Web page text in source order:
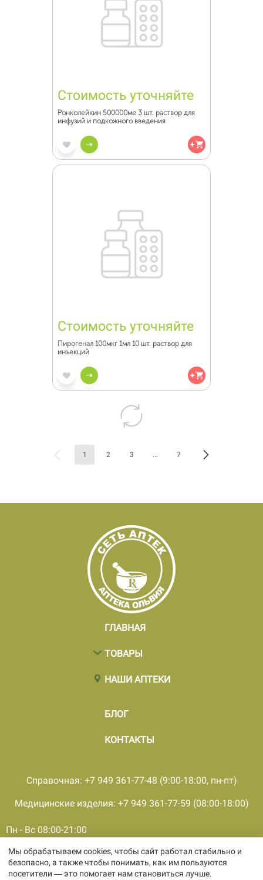
Стоимость уточняйте
Ронколейкин 500000ме 3 шт. раствор для
инфузий и подкожного введения
Стоимость уточняйте
Пирогенал 100мкг 1мл 10 шт. раствор для
инъекций
1 2 3 ... 7
ГЛАВНАЯ
ТОВАРЫ
НАШИ АПТЕКИ
БЛОГ
КОНТАКТЫ
Пн - Вс 08:00-21:00
Справочная: +7 949 361-77-48 (9:00-18:00, пн-пт)
Медицинские изделия: +7 949 361-77-59 (08:00-18:00)
© 2001 - 2026, все права защищены, ООО «ПКМФ «Ольвия-
Мединвест», ИНН 9308009362 КПП 930301001
Мы обрабатываем cookies, чтобы сайт работал стабильно и
безопасно, а также чтобы понимать, как им пользуются
посетители — это помогает нам становиться лучше.